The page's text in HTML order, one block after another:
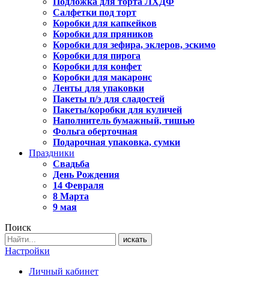
Салфетки под торт
Коробки для капкейков
Коробки для пряников
Коробки для зефира, эклеров, эскимо
Коробки для пирога
Коробки для конфет
Коробки для макаронс
Ленты для упаковки
Пакеты п/э для сладостей
Пакеты/коробки для куличей
Наполнитель бумажный, тишью
Фольга оберточная
Подарочная упаковка, сумки
Праздники
Свадьба
День Рождения
14 Февраля
8 Марта
9 мая
Поиск
искать
Настройки
Личный кабинет